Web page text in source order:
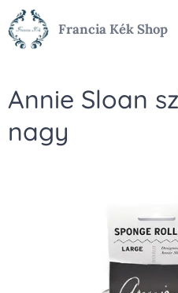
Francia Kék Shop
Annie Sloan
nagy